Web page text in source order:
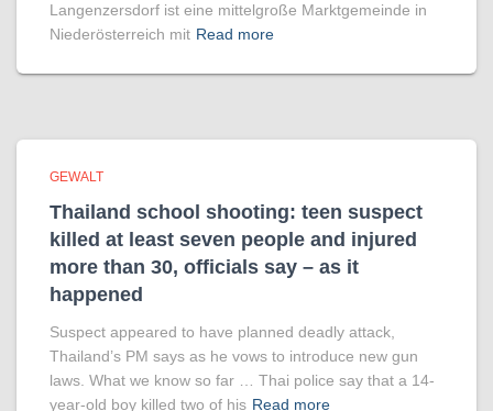
Langenzersdorf ist eine mittelgroße Marktgemeinde in
Niederösterreich mit Read more
GEWALT
Thailand school shooting: teen suspect
killed at least seven people and injured
more than 30, officials say – as it
happened
Suspect appeared to have planned deadly attack,
Thailand’s PM says as he vows to introduce new gun
laws. What we know so far … Thai police say that a 14-
year-old boy killed two of his Read more